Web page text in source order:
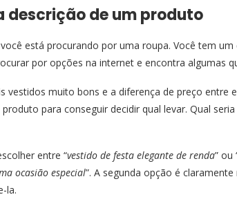
descrição de um produto
está procurando por uma roupa. Você tem
por opções na internet e encontra algumas
vestidos muito bons e a diferença de preço entre
para conseguir decidir qual levar. Qual
entre “vestido de festa elegante de renda” ou
ocasião especial”. A segunda opção é
la.